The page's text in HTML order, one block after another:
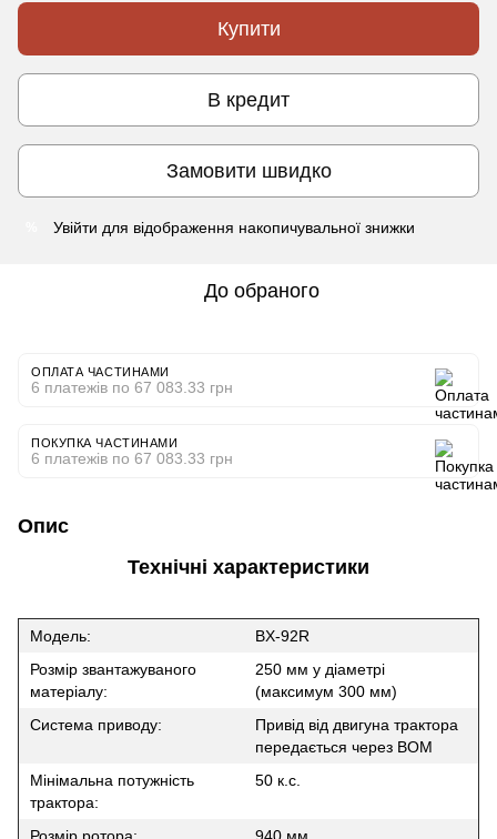
Купити
В кредит
Замовити швидко
Увійти для відображення накопичувальної знижки
До обраного
ОПЛАТА ЧАСТИНАМИ
6 платежів по 67 083.33 грн
ПОКУПКА ЧАСТИНАМИ
6 платежів по 67 083.33 грн
Опис
Технічні характеристики
Модель:
BX-92R
Розмір звантажуваного
матеріалу:
250 мм у діаметрі
(максимум 300 мм)
Система приводу:
Привід від двигуна трактора
передається через ВОМ
Мінімальна потужність
трактора:
50 к.с.